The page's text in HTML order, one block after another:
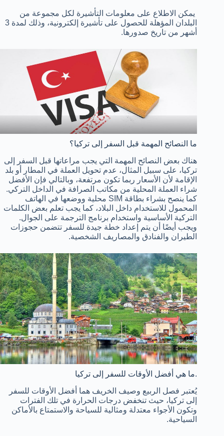
يمكن الاطلاع على معلومات التأشيرة لكل مجموعة من
البلدان المؤهلة للحصول على تأشيرة إلكترونية، وذلك لمدة 3
أشهر من تاريخ صدورها.
ما النصائح المهمة قبل السفر إلى تركيا؟
هناك بعض النصائح المهمة التي يجب مراعاتها قبل السفر إلى
تركيا، على سبيل المثال، عدم تحويل العملة في المطار أو بلد
الإقامة لأن الأسعار ربما تكون مرتفعة، وبالتالي فإن الأفضل
شراء العملة المحلية من مكاتب الصرافة في الداخل التركي.
كما ينصح بشراء بطاقة SIM محلية ووضعها في الهاتف
المحمول للاستخدام داخل البلاد، كما يجب تعلم بعض الكلمات
التركية الأساسية واستخدام برنامج الترجمة على الجوال.
ويجب أيضًا أن يتم إعداد خطة جيدة للسفر تتضمن حجوزات
الطيران والفنادق والمصاريف الشخصية.
ما هي أفضل الأوقات للسفر إلى تركيا.
يُعتبر فصل الربيع وصيف الخريف هما أفضل الأوقات للسفر
إلى تركيا، حيث تنخفض درجات الحرارة في تلك الفترات
وتكون الأجواء معتدلة ومثالية للسياحة والاستمتاع بالأماكن
السياحية.